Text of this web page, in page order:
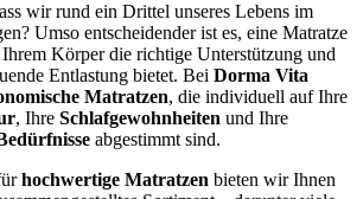
wir rund ein Drittel unseres Lebens im
Umso entscheidender ist es, eine Matratze
Körper die richtige Unterstützung und
Entlastung bietet. Bei Dorma Vita
Matratzen, die individuell auf Ihre
, Ihre Schlafgewohnheiten und Ihre
abgestimmt sind.
hochwertige Matratzen bieten wir Ihnen